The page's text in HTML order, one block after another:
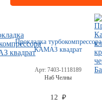
Прокладка турбокомпрессора
КАМАЗ квадрат
Арт: 7403-1118189
Наб Челны
12 ₽